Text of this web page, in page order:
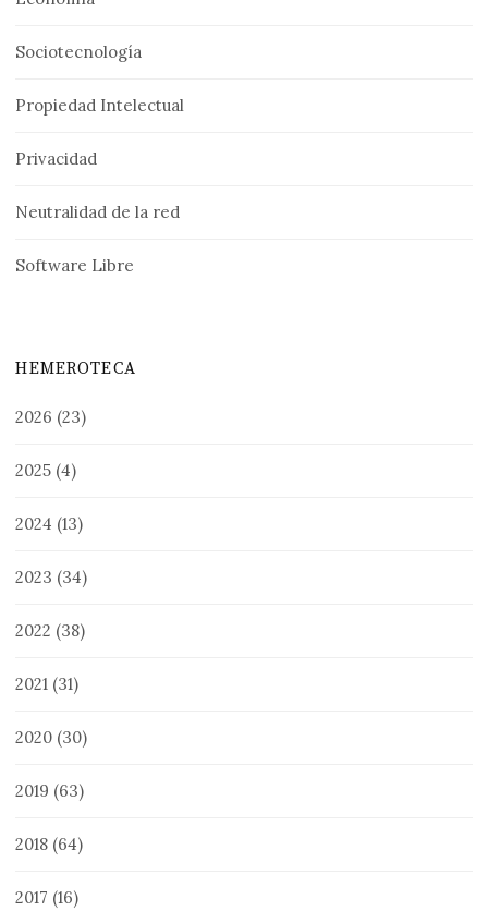
Sociotecnología
Propiedad Intelectual
Privacidad
Neutralidad de la red
Software Libre
HEMEROTECA
2026 (23)
2025 (4)
2024 (13)
2023 (34)
2022 (38)
2021 (31)
2020 (30)
2019 (63)
2018 (64)
2017 (16)